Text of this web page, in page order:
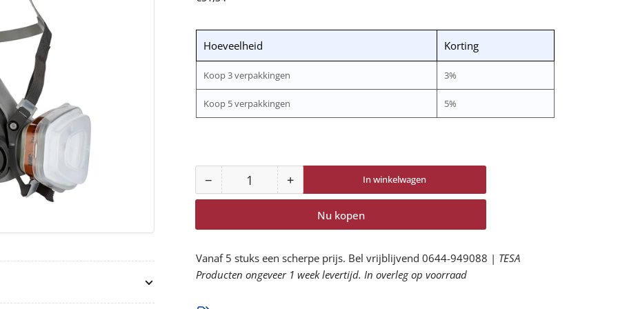
Hoeveelheid Korting
Koop 3 verpakkingen 3%
Koop 5 verpakkingen 5%
−Aantal
voor
voor
verfspuiten
verlagen
Aantal +Aantal
voor
voor
verfspuiten
In winkelwagen
Nu kopen
Vanaf 5 stuks een scherpe prijs. Bel vrijblijvend 0644-949088 | TESA
Producten ongeveer 1 week levertijd. In overleg op voorraad